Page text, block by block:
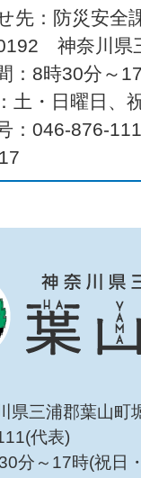
先：防災安全
神奈川県
：8時30分～
土・日曜日、
：046-876-
県三浦郡葉山町
代表)
分～17時(祝日